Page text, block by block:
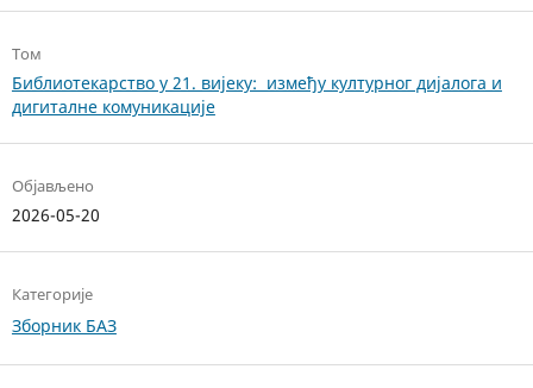
Том
Библиотекарство у 21. вијеку: између културног дијалога и
дигиталне комуникације
Објављено
2026-05-20
Категорије
Зборник БАЗ